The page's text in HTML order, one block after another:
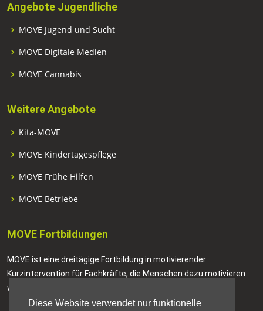
Diese Website verwendet nur funktionelle
Angebote Jugendliche
MOVE Jugend und Sucht
MOVE Digitale Medien
MOVE Cannabis
Weitere Angebote
Kita-MOVE
MOVE Kindertagespflege
MOVE Frühe Hilfen
MOVE Betriebe
MOVE Fortbildungen
MOVE ist eine dreitägige Fortbildung in motivierender
Kurzintervention für Fachkräfte, die Menschen dazu motivieren
wollen, positive Veränderungen in ihrem Leben anzustreben.